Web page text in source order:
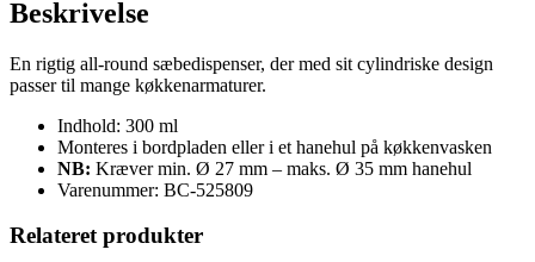
Beskrivelse
En rigtig all-round sæbedispenser, der med sit cylindriske design
passer til mange køkkenarmaturer.
Indhold: 300 ml
Monteres i bordpladen eller i et hanehul på køkkenvasken
NB: Kræver min. Ø 27 mm – maks. Ø 35 mm hanehul
Varenummer: BC-525809
Relateret produkter